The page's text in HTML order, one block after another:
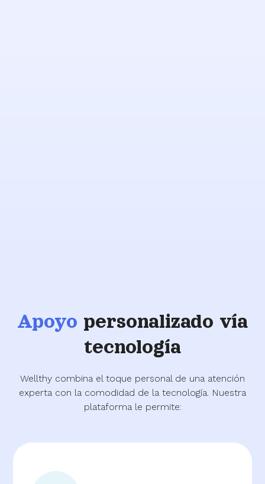
Apoyo personalizado vía
tecnología
Wellthy combina el toque personal de una atención
experta con la comodidad de la tecnología. Nuestra
plataforma le permite: